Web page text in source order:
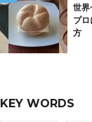
世
プ
方
KEY WORDS